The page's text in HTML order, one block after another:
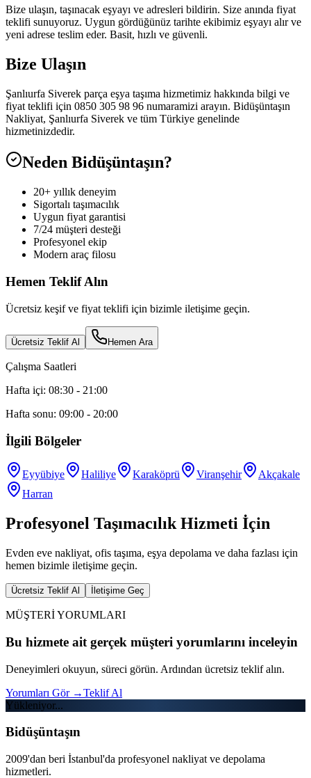
Bize ulaşın, taşınacak eşyayı ve adresleri bildirin. Size anında fiyat
teklifi sunuyoruz. Uygun gördüğünüz tarihte ekibimiz eşyayı alır ve
yeni adrese teslim eder. Basit, hızlı ve güvenli.
Bize Ulaşın
Şanlıurfa Siverek parça eşya taşıma hizmetimiz hakkında bilgi ve
fiyat teklifi için 0850 305 98 96 numaramizi arayın. Bidüşüntaşın
Nakliyat, Şanlıurfa Siverek ve tüm Türkiye genelinde
hizmetinizdedir.
Neden Bidüşüntaşın?
20+ yıllık deneyim
Sigortalı taşımacılık
Uygun fiyat garantisi
7/24 müşteri desteği
Profesyonel ekip
Modern araç filosu
Hemen Teklif Alın
Ücretsiz keşif ve fiyat teklifi için bizimle iletişime geçin.
Ücretsiz Teklif Al Hemen Ara
Çalışma Saatleri
Hafta içi: 08:30 - 21:00
Hafta sonu: 09:00 - 20:00
İlgili Bölgeler
Eyyübiye Haliliye Karaköprü Viranşehir
Akçakale
Harran
Profesyonel Taşımacılık Hizmeti İçin
Evden eve nakliyat, ofis taşıma, eşya depolama ve daha fazlası için
hemen bizimle iletişime geçin.
Ücretsiz Teklif Al İletişime Geç
MÜŞTERİ YORUMLARI
Bu hizmete ait gerçek müşteri yorumlarını inceleyin
Deneyimleri okuyun, süreci görün. Ardından ücretsiz teklif alın.
Yorumları Gör →Teklif Al
Yükleniyor...
Bidüşüntaşın
2009'dan beri İstanbul'da profesyonel nakliyat ve depolama
hizmetleri.